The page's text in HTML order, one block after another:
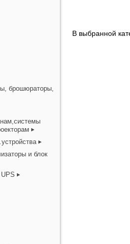
брошюраторы,
и блок
В выбранной